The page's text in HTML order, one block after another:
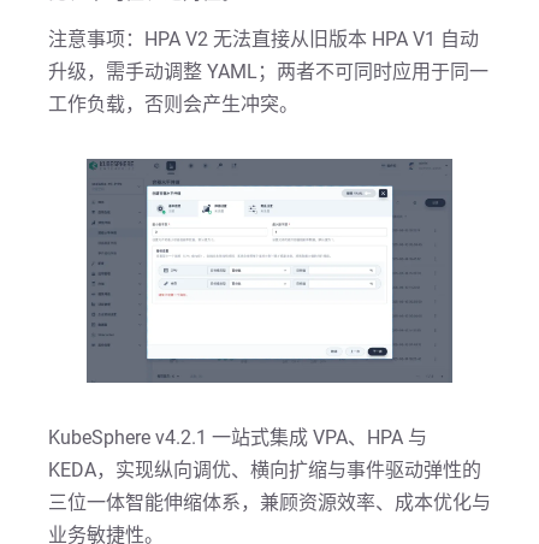
注意事项：HPA V2 无法直接从旧版本 HPA V1 自动
升级，需手动调整 YAML；两者不可同时应用于同一
工作负载，否则会产生冲突。
KubeSphere v4.2.1 一站式集成 VPA、HPA 与
KEDA，实现纵向调优、横向扩缩与事件驱动弹性的
三位一体智能伸缩体系，兼顾资源效率、成本优化与
业务敏捷性。